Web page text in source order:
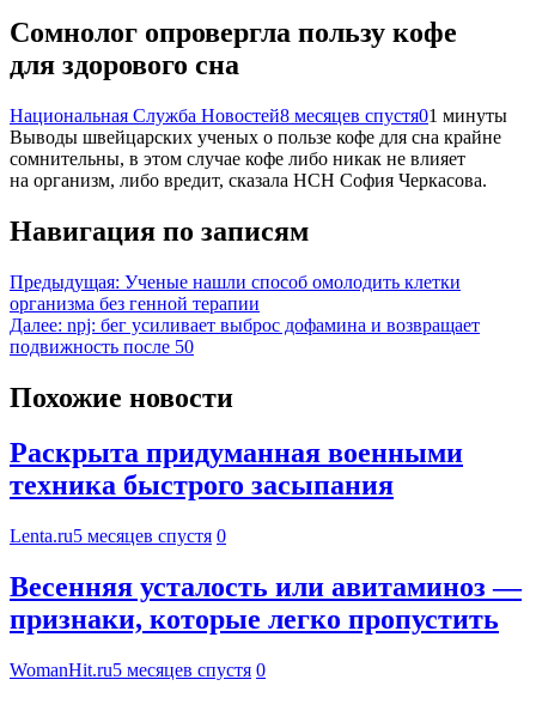
Сомнолог опровергла пользу кофе
для здорового сна
Национальная Служба Новостей8 месяцев спустя01 минуты
Выводы швейцарских ученых о пользе кофе для сна крайне
сомнительны, в этом случае кофе либо никак не влияет
на организм, либо вредит, сказала НСН София Черкасова.
Навигация по записям
Предыдущая: Ученые нашли способ омолодить клетки
организма без генной терапии
Далее: npj: бег усиливает выброс дофамина и возвращает
подвижность после 50
Похожие новости
Раскрыта придуманная военными
техника быстрого засыпания
Lenta.ru5 месяцев спустя 0
Весенняя усталость или авитаминоз —
признаки, которые легко пропустить
WomanHit.ru5 месяцев спустя 0